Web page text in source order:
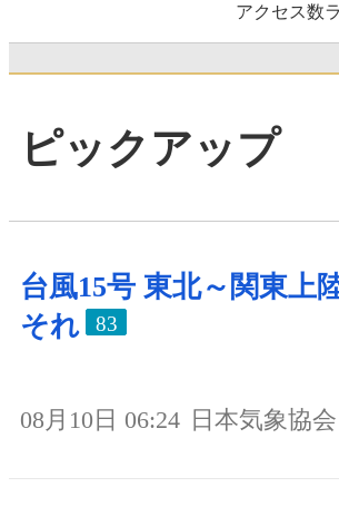
アクセス数
ピックアップ
台風15号 東北～関東上
それ
83
08月10日 06:24 日本気象協会